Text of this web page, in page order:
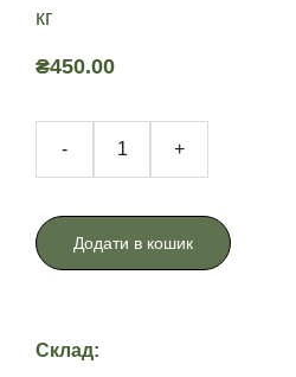
кг
₴450.00
- +
Додати в кошик
Склад: